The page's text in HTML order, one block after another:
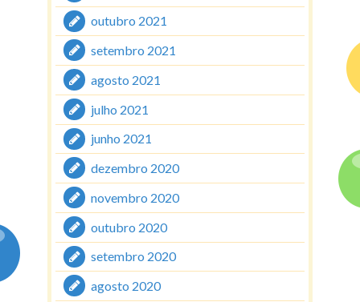
outubro 2021
setembro 2021
agosto 2021
julho 2021
junho 2021
dezembro 2020
novembro 2020
outubro 2020
setembro 2020
agosto 2020